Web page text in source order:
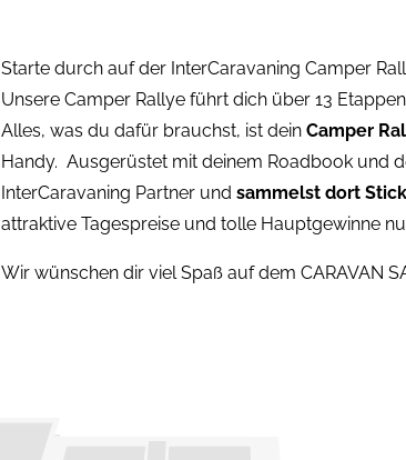
Starte durch auf der InterCaravaning Camper
Unsere Camper Rallye führt dich über 13
Alles, was du dafür brauchst, ist dein Camper
Handy. Ausgerüstet mit deinem Roadbook und
InterCaravaning Partner und sammelst dort
attraktive Tagespreise und tolle Hauptgewinne
Wir wünschen dir viel Spaß auf dem CARAVAN